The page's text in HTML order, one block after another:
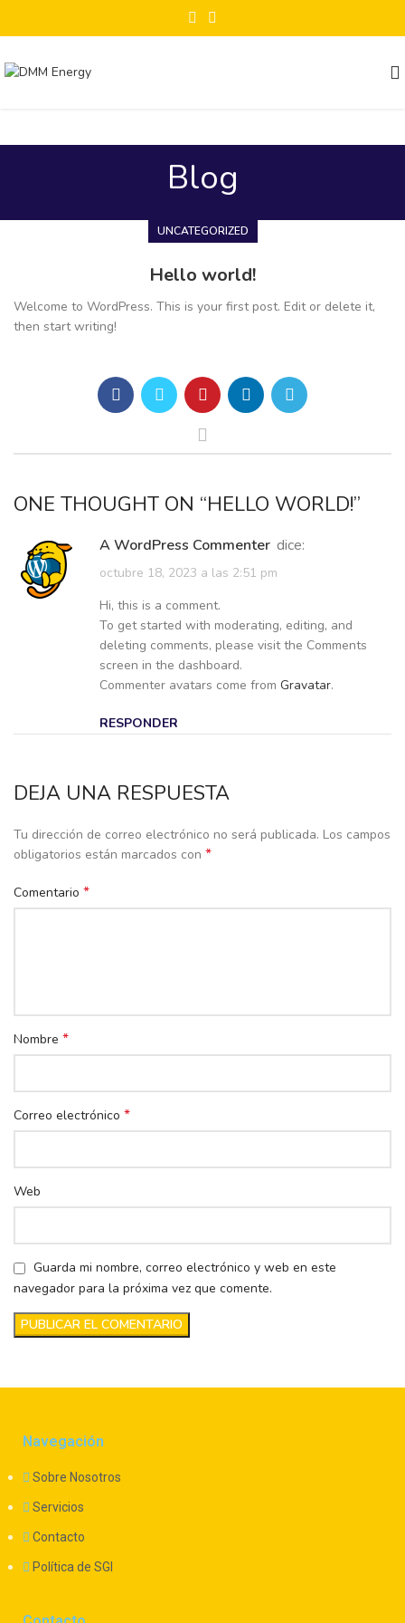
Blog
UNCATEGORIZED
Hello world!
Welcome to WordPress. This is your first post. Edit or delete it,
then start writing!
ONE THOUGHT ON “HELLO WORLD!”
A WordPress Commenter dice:
octubre 18, 2023 a las 2:51 pm
Hi, this is a comment.
To get started with moderating, editing, and
deleting comments, please visit the Comments
screen in the dashboard.
Commenter avatars come from Gravatar.
RESPONDER
DEJA UNA RESPUESTA
Tu dirección de correo electrónico no será publicada. Los campos
obligatorios están marcados con *
Comentario *
Nombre *
Correo electrónico *
Web
Guarda mi nombre, correo electrónico y web en este
navegador para la próxima vez que comente.
Navegación
Sobre Nosotros
Servicios
Contacto
Política de SGI